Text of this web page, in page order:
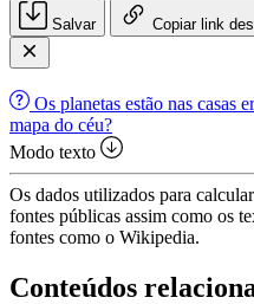
Salvar Copiar link
Os planetas estão nas casas
mapa do céu?
Modo texto
Os dados utilizados para
fontes públicas assim como os
fontes como o Wikipedia.
Conteúdos